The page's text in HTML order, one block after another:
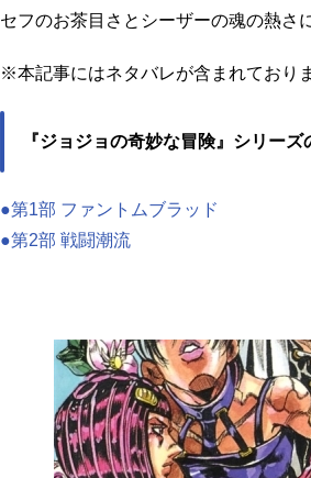
セフのお茶目さとシーザーの魂の熱さ
※本記事にはネタバレが含まれており
『ジョジョの奇妙な冒険』シリーズ
●第1部 ファントムブラッド
●第2部 戦闘潮流